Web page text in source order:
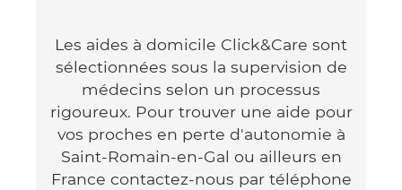
Les aides à domicile Click&Care sont
sélectionnées sous la supervision de
médecins selon un processus
rigoureux. Pour trouver une aide pour
vos proches en perte d'autonomie à
Saint-Romain-en-Gal ou ailleurs en
France contactez-nous par téléphone